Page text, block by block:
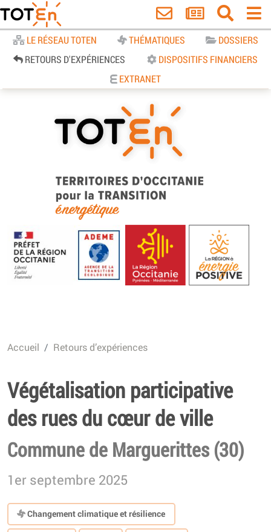
LE RÉSEAU TOTEN THÉMATIQUES
DOSSIERS
RETOURS D'EXPÉRIENCES
DISPOSITIFS FINANCIERS
EXTRANET
TOTEn Occitanie | Territoires
d’Occitanie pour la Transition
Energétique
Accueil Retours d’expériences
Végétalisation participative
des rues du cœur de ville
Commune de Marguerittes (30)
1er septembre 2025
Changement climatique et résilience